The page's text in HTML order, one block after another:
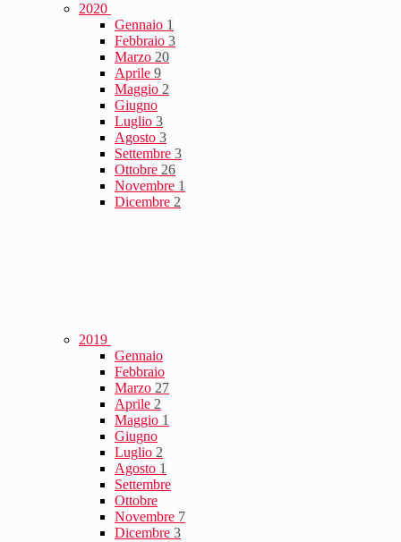
2020
Gennaio 1
Febbraio 3
Marzo 20
Aprile 9
Maggio 2
Giugno
Luglio 3
Agosto 3
Settembre 3
Ottobre 26
Novembre 1
Dicembre 2
2019
Gennaio
Febbraio
Marzo 27
Aprile 2
Maggio 1
Giugno
Luglio 2
Agosto 1
Settembre
Ottobre
Novembre 7
Dicembre 3